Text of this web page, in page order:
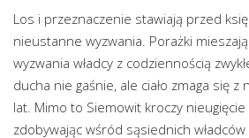
Los i przeznaczenie stawiają przed
nieustanne wyzwania. Porażki
wyzwania władcy z codziennością
ducha nie gaśnie, ale ciało zmaga się
lat. Mimo to Siemowit kroczy
zdobywając wśród sąsiednich władców